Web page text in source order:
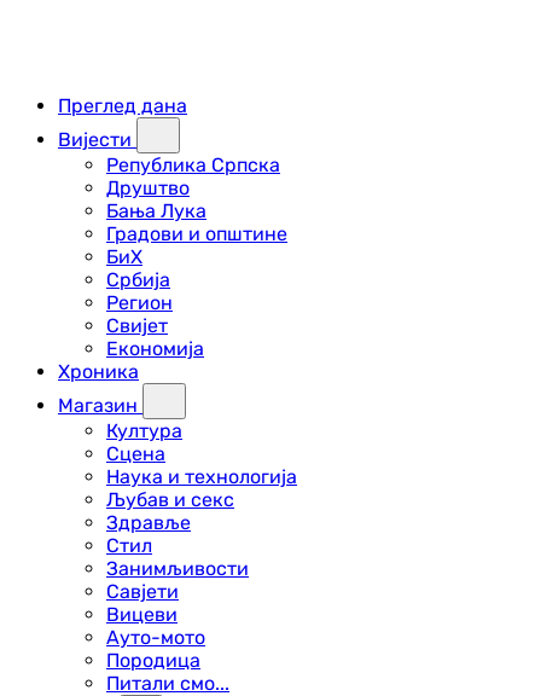
Преглед дана
Вијести
Република Српска
Друштво
Бања Лука
Градови и општине
БиХ
Србија
Регион
Свијет
Економија
Хроника
Магазин
Култура
Сцена
Наука и технологија
Љубав и секс
Здравље
Стил
Занимљивости
Савјети
Вицеви
Ауто-мото
Породица
Питали смо...